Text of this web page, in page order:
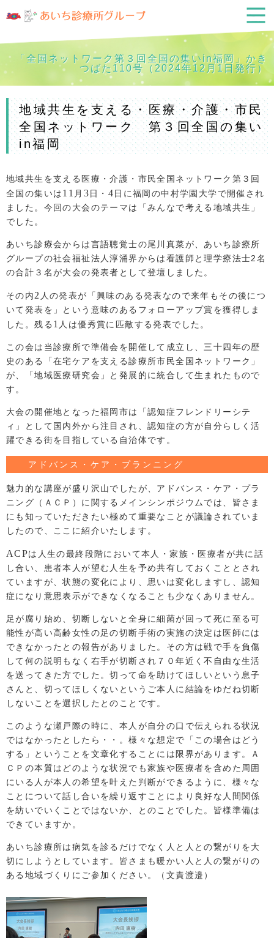
「全国ネットワーク第３回全国の集いin福岡」かき
つばた110号（2024年12月1日発行）
地域共生を支える・医療・介護・市民
全国ネットワーク 第３回全国の集い
in福岡
地域共生を支える医療・介護・市民全国ネットワーク第３回
全国の集いは11 月 3日・ 4日に福岡の中村学園大学で開催され
ました。今回の大会のテーマは「みんなで考える地域共生」
でした。
あいち診療会からは言語聴覚士の尾川真菜が、あいち診療所
グループの社会福祉法人淳涌界からは看護師と理学療法士2名
の合計３名が大会の発表者として登壇しました。
その内2 人の発表が「興味のある発表なので来年もその後につ
いて発表を」という意味のあるフォローアップ賞を獲得しま
した。残る 1 人は優秀賞に匹敵する発表でした。
この会は当診療所で準備会を開催して成立し、三十四年の歴
史のある「在宅ケアを支える診療所市民全国ネットワーク」
が、「地域医療研究会」と発展的に統合して生まれたもので
す。
大会の開催地となった福岡市は「認知症フレンドリーシテ
ィ」として国内外から注目され、認知症の方が自分らしく活
躍できる街を目指している自治体です。
アドバンス・ケア・プランニング
魅力的な講座が盛り沢山でしたが、アドバンス・ケア・プラ
ニング（ＡＣＰ）に関するメインシンポジウムでは、皆さま
にも知っていただきたい極めて重要なことが議論されていま
したので、ここに紹介いたします。
ACPは人生の最終段階において本人・家族・医療者が共に話
し合い、患者本人が望む人生を予め共有しておくこととされ
ていますが、状態の変化により、思いは変化しますし、認知
症になり意思表示ができなくなることも少なくありません。
足が腐り始め、切断しないと全身に細菌が回って死に至る可
能性が高い高齢女性の足の切断手術の実施の決定は医師には
できなかったとの報告がありました。その方は戦で手を負傷
して何の説明もなく右手が切断され７０年近く不自由な生活
を送ってきた方でした。切って命を助けてほしいという息子
さんと、切ってほしくないというご本人に結論をゆだね切断
しないことを選択したとのことです。
このような瀬戸際の時に、本人が自分の口で伝えられる状況
ではなかったとしたら・・。様々な想定で「この場合はどう
する」ということを文章化することには限界があります。Ａ
ＣＰの本質はどのような状況でも家族や医療者を含めた周囲
にいる人が本人の希望を叶えた判断ができるように、様々な
ことについて話し合いを繰り返すことにより良好な人間関係
を紡いでいくことではないか、とのことでした。皆様準備は
できていますか。
あいち診療所は病気を診るだけでなく人と人との繋がりを大
切にしようとしています。皆さまも暖かい人と人の繋がりの
ある地域づくりにご参加ください。（文責渡邉）